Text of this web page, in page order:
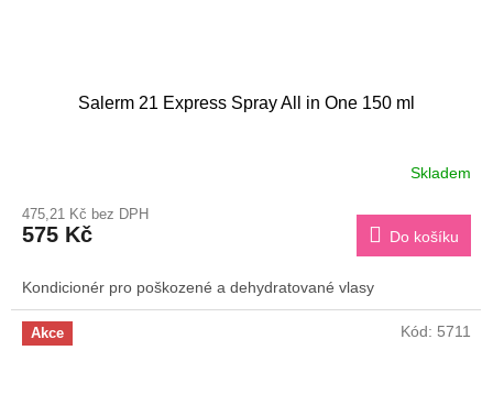
Salerm 21 Express Spray All in One 150 ml
Skladem
475,21 Kč bez DPH
575 Kč Do košíku
Kondicionér pro poškozené a dehydratované vlasy
Akce Kód: 5711